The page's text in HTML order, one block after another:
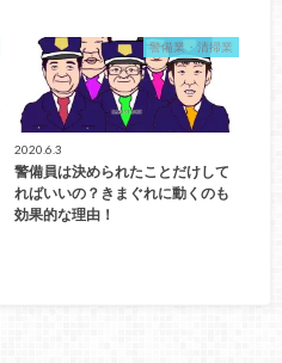
警備業・清掃業
2020.6.3
警備員は決められたことだけして
ればいいの？きまぐれに動くのも
効果的な理由！